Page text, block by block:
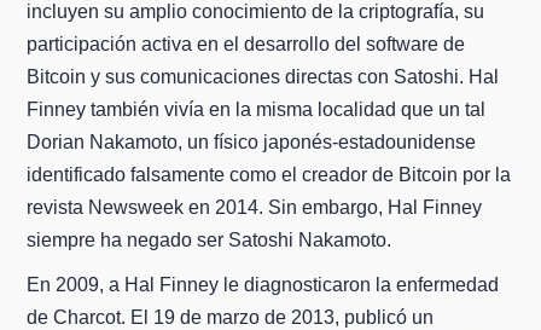
incluyen su amplio conocimiento de la criptografía, su
participación activa en el desarrollo del software de
Bitcoin y sus comunicaciones directas con Satoshi. Hal
Finney también vivía en la misma localidad que un tal
Dorian Nakamoto, un físico japonés-estadounidense
identificado falsamente como el creador de Bitcoin por la
revista Newsweek en 2014. Sin embargo, Hal Finney
siempre ha negado ser Satoshi Nakamoto.
En 2009, a Hal Finney le diagnosticaron la enfermedad
de Charcot. El 19 de marzo de 2013, publicó un